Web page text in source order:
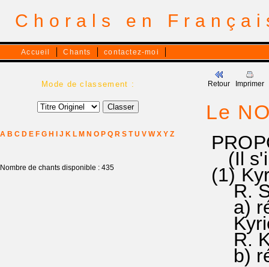
Chorals en
Accueil Chants contactez-moi
Mode de classement :
A B C D E F G H J K L M N O P Q R S T U V W X Y Z
Nombre de chants disponible : 435
Retour Imprimer
Le
(Il
(1)
R.
a)
Kyrie
R.
b)